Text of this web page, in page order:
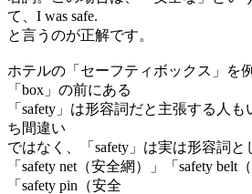
て、I was safe.
と言うのが正解です。
ホテルの「セーフティボックス」を
「box」の前にある
「safety」は形容詞だと主張する人
ち間違い
ではなく、「safety」は実は形容詞と
「safety net（安全網）」「safety belt
「safety pin（安全